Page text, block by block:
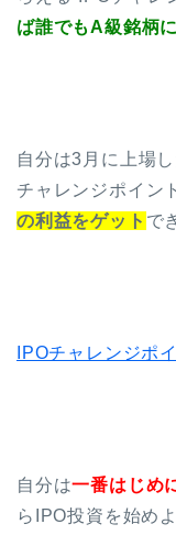
ば誰でもA級銘柄
自分は3月に上場
チャレンジポイン
の利益をゲット で
IPOチャレンジポ
自分は一番はじめ
らIPO投資を始め